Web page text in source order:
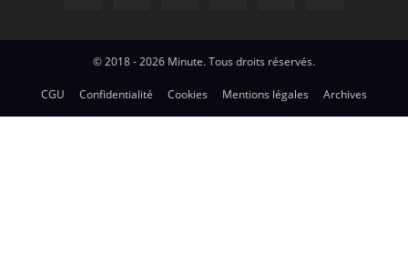
© 2018 - 2026 Minute. Tous droits réservés.
CGU Confidentialité Cookies Mentions légales Archives